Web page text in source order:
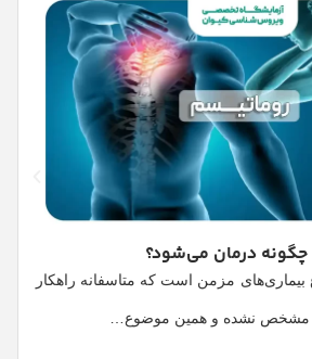
درمان می‌شود؟
مزمن است که متاسفانه راهکار
نشده و همین موضوع…